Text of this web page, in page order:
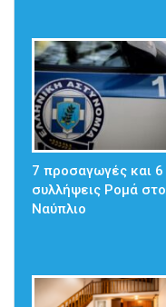
7 προσαγωγές και 6
συλλήψεις Ρομά στο
Ναύπλιο